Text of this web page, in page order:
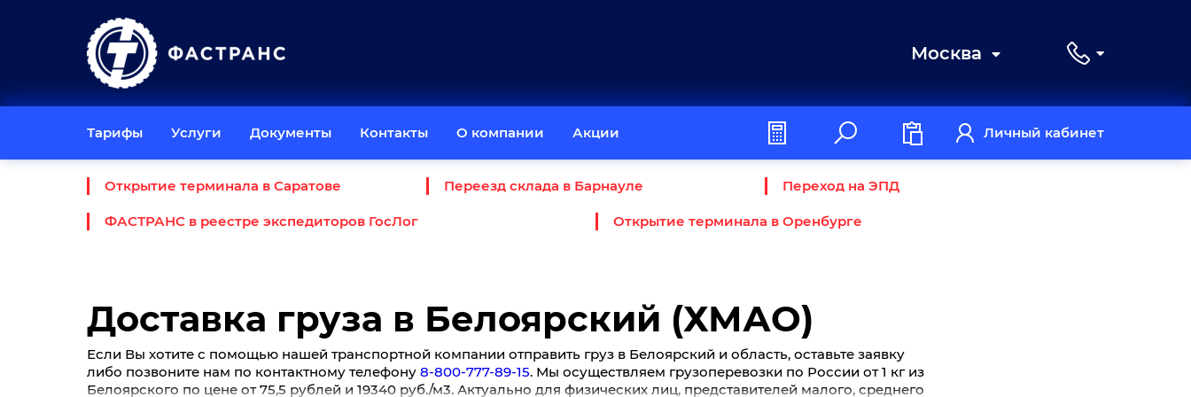
Москва
Тарифы Услуги Документы Контакты О компании Акции Личный кабинет
Открытие терминала в Саратове Переезд склада в Барнауле Переход на ЭПД
ФАСТРАНС в реестре экспедиторов ГосЛог Открытие терминала в Оренбурге
Доставка груза в Белоярский (ХМАО)
Если Вы хотите с помощью нашей транспортной компании отправить груз в Белоярский и область, оставьте заявку
либо позвоните нам по контактному телефону 8-800-777-89-15. Мы осуществляем грузоперевозки по России от 1 кг из
Белоярского по цене от 75,5 рублей и 19340 руб./м3. Актуально для физических лиц, представителей малого, среднего